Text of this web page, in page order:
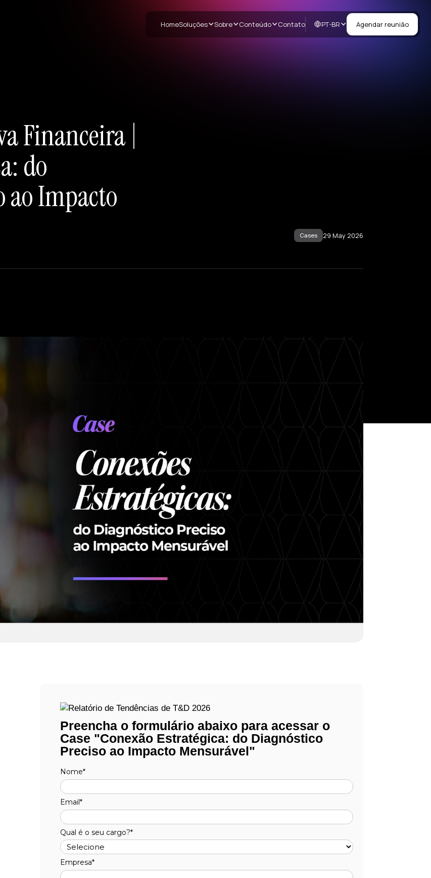
HomeSoluções Sobre Conteúdo Contato PT-BR Agendar reunião
Financeira |
do
ao Impacto
Cases 29 May 2026
Preencha o formulário abaixo para acessar o
Case "Conexão Estratégica: do Diagnóstico
Preciso ao Impacto Mensurável​"
Nome*
Email*
Qual é o seu cargo?*
Empresa*